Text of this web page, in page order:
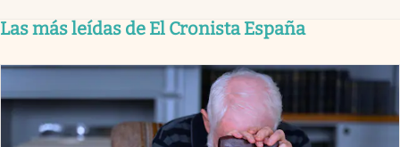
Las más leídas de El Cronista España